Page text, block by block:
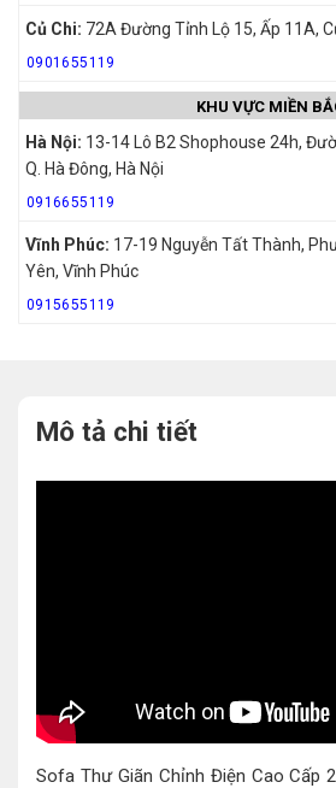
Củ Chi: 72A Đường Tỉnh Lộ 15, Ấp 11A,
0901655119
KHU VỰC MIỀN
Hà Nội: 13-14 Lô B2 Shophouse 24h,
Q. Hà Đông, Hà Nội
0916655119
Vĩnh Phúc: 17-19 Nguyễn Tất Thành,
Yên, Vĩnh Phúc
0915655119
Mô tả chi tiết
Sofa Thư Giãn Chỉnh Điện Cao Cấp